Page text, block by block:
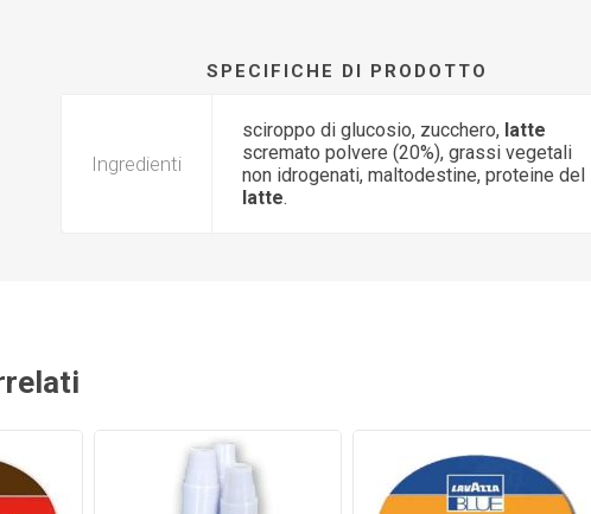
SPECIFICHE DI PRODOTTO
Ingredienti
sciroppo di glucosio, zucchero, latte
scremato polvere (20%), grassi vegetali
non idrogenati, maltodestine, proteine del
latte.